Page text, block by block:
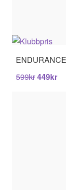
ENDURANCE
599kr449kr